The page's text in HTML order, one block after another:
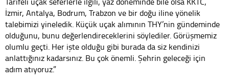
İzmir, Antalya, Bodrum, Trabzon ve bir doğu iline yönelik
talebimizi yineledik. Küçük uçak alımının THY’nin gündeminde
olduğunu, bunu değerlendireceklerini söylediler. Görüşmemiz
olumlu geçti. Her işte olduğu gibi burada da siz kendinizi
anlattığınız kadarsınız. Bu çok önemli. Şehrin geleceği için
adım atıyoruz.”